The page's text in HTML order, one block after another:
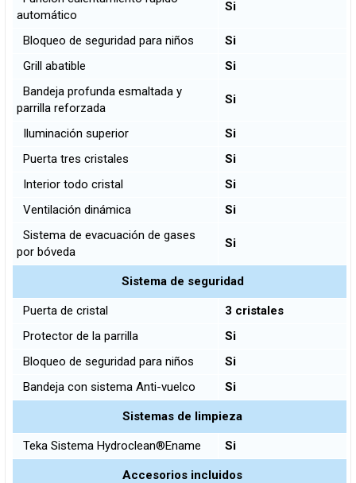
automático
Si
Bloqueo de seguridad para niños
Si
Grill abatible
Si
Bandeja profunda esmaltada y
parrilla reforzada
Si
Iluminación superior
Si
Puerta tres cristales
Si
Interior todo cristal
Si
Ventilación dinámica
Si
Sistema de evacuación de gases
por bóveda
Si
Sistema de seguridad
Puerta de cristal
3 cristales
Protector de la parrilla
Si
Bloqueo de seguridad para niños
Si
Bandeja con sistema Anti-vuelco
Si
Sistemas de limpieza
Teka Sistema Hydroclean®Ename Si
Accesorios incluidos